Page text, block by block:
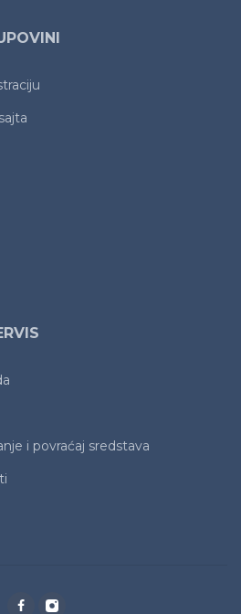
i povraćaj sredstava